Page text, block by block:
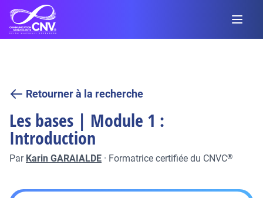
Retourner à la recherche
Les bases | Module 1 :
Introduction
Par Karin GARAIALDE · Formatrice certifiée du CNVC®